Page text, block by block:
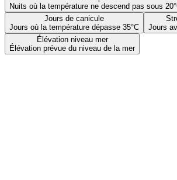
Nuits où la température ne descend pas sous
Jours de canicule
Jours où la température dépasse 35°C
Jours
Élévation niveau mer
Élévation prévue du niveau de la mer